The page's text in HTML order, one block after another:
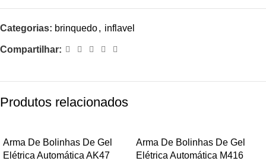
Categorias: brinquedo, inflavel
Compartilhar:
Produtos relacionados
Arma De Bolinhas De Gel
Elétrica Automática AK47
Arma De Bolinhas De Gel
Elétrica Automática M416